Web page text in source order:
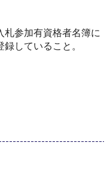
札参加有資格者名簿に
していること。